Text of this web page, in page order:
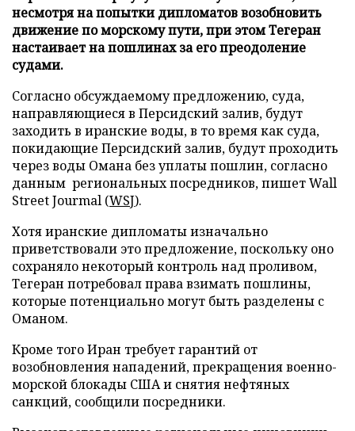
несмотря на попытки дипломатов возобновить
движение по морскому пути, при этом Тегеран
настаивает на пошлинах за его преодоление
судами.
Согласно обсуждаемому предложению, суда,
направляющиеся в Персидский залив, будут
заходить в иранские воды, в то время как суда,
покидающие Персидский залив, будут проходить
через воды Омана без уплаты пошлин, согласно
данным региональных посредников, пишет Wall
Street Jourmal (WSJ).
Хотя иранские дипломаты изначально
приветствовали это предложение, поскольку оно
сохраняло некоторый контроль над проливом,
Тегеран потребовал права взимать пошлины,
которые потенциально могут быть разделены с
Оманом.
Кроме того Иран требует гарантий от
возобновления нападений, прекращения военно-
морской блокады США и снятия нефтяных
санкций, сообщили посредники.